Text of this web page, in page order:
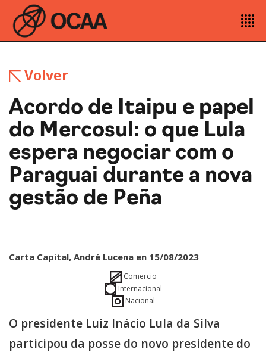
Volver
Acordo de Itaipu e papel
do Mercosul: o que Lula
espera negociar com o
Paraguai durante a nova
gestão de Peña
Carta Capital, André Lucena en 15/08/2023
Comercio
Internacional
Nacional
O presidente Luiz Inácio Lula da Silva
participou da posse do novo presidente do